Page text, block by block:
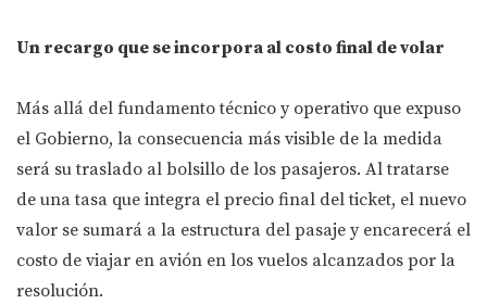
Un recargo que se incorpora al costo final de volar
Más allá del fundamento técnico y operativo que expuso
el Gobierno, la consecuencia más visible de la medida
será su traslado al bolsillo de los pasajeros. Al tratarse
de una tasa que integra el precio final del ticket, el nuevo
valor se sumará a la estructura del pasaje y encarecerá el
costo de viajar en avión en los vuelos alcanzados por la
resolución.